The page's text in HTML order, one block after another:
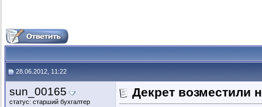
28.06.2012, 11:22
sun_00165
статус: старший бухгалтер
Декрет возместили